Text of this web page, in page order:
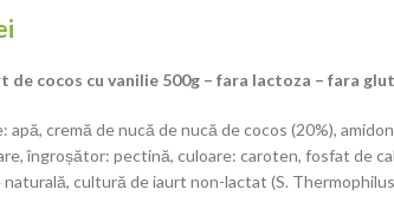
de cocos cu vanilie 500g – fara lactoza – fara
apă, cremă de nucă de nucă de cocos (20%),
îngroșător: pectină, culoare: caroten, fosfat de
naturală, cultură de iaurt non-lactat (S.